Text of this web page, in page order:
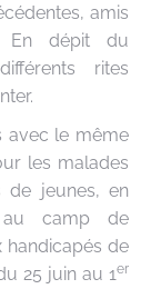
amis
En dépit du
rites
avec le même
les malades
de jeunes, en
au camp de
de
25 juin au 1er